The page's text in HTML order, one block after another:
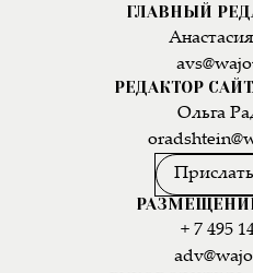
ГЛАВНЫЙ
РЕДАКТОР
Ольга
+ 7 495